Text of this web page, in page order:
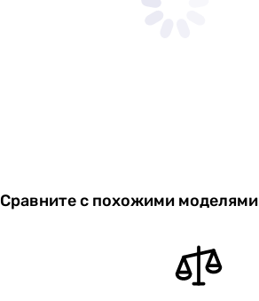
Сравните с похожими моделями